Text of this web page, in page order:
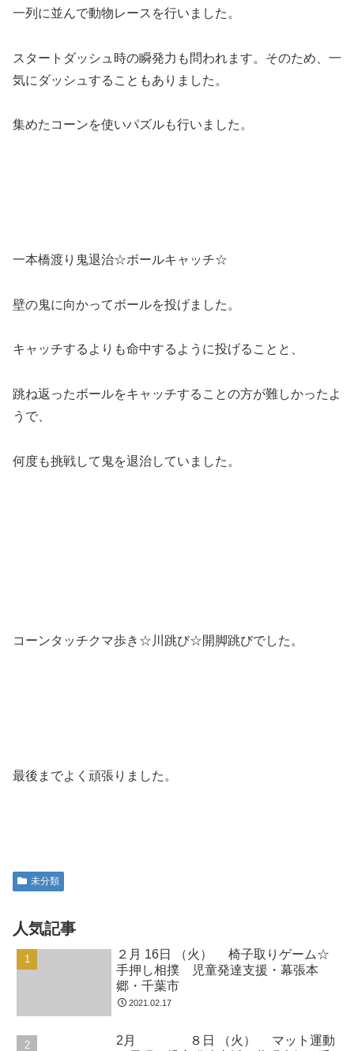
一列に並んで動物レースを行いました。
スタートダッシュ時の瞬発力も問われます。そのため、一
気にダッシュすることもありました。
集めたコーンを使いパズルも行いました。
一本橋渡り鬼退治☆ボールキャッチ☆
壁の鬼に向かってボールを投げました。
キャッチするよりも命中するように投げることと、
跳ね返ったボールをキャッチすることの方が難しかったよ
うで、
何度も挑戦して鬼を退治していました。
コーンタッチクマ歩き☆川跳び☆開脚跳びでした。
最後までよく頑張りました。
未分類
人気記事
２月 16日 （火） 椅子取りゲーム☆
手押し相撲 児童発達支援・幕張本
郷・千葉市
2021.02.17
2月 ８日 （火） マット運動